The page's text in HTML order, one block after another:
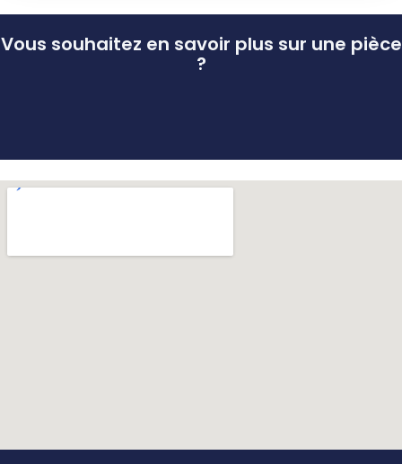
Vous souhaitez en savoir plus sur une pièce
?